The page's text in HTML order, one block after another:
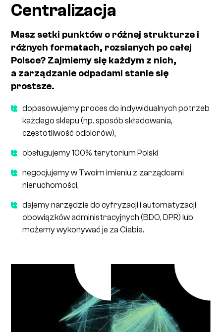
Centralizacja
Masz setki punktów o różnej strukturze i
różnych formatach, rozsianych po całej
Polsce? Zajmiemy się każdym z nich,
a zarządzanie odpadami stanie się
prostsze.
dopasowujemy proces do indywidualnych potrzeb
każdego sklepu (np. sposób składowania,
częstotliwość odbiorów),
obsługujemy 100% terytorium Polski
negocjujemy w Twoim imieniu z zarządcami
nieruchomości,
dajemy narzędzie do cyfryzacji i automatyzacji
obowiązków administracyjnych (BDO, DPR) lub
możemy wykonywać je za Ciebie.